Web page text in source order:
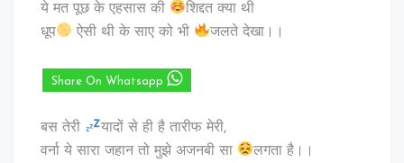
ये मत पूछ के एहसास की
शिद्दत क्या थी
धूप
ऐसी थी के साए को भी जलते देखा।।
Share On Whatsapp
बस तेरी
यादों से ही है तारीफ मेरी,
वर्ना ये सारा जहान तो मुझे अजनबी सा
लगता है।।